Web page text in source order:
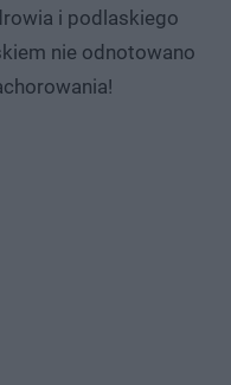
i podlaskiego
nie odnotowano